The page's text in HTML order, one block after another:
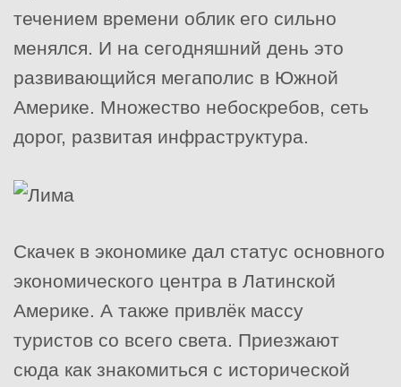
течением времени облик его сильно
менялся. И на сегодняшний день это
развивающийся мегаполис в Южной
Америке. Множество небоскребов, сеть
дорог, развитая инфраструктура.
Скачек в экономике дал статус основного
экономического центра в Латинской
Америке. А также привлёк массу
туристов со всего света. Приезжают
сюда как знакомиться с исторической